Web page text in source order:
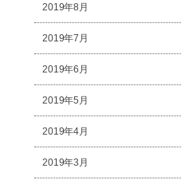
2019年8月
2019年7月
2019年6月
2019年5月
2019年4月
2019年3月